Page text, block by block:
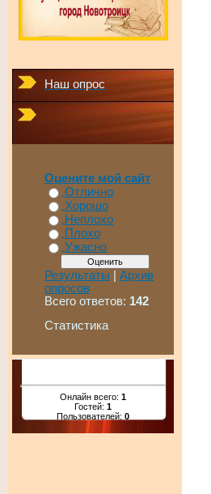
Наш опрос
Оцените мой сайт
Отлично
Хорошо
Неплохо
Плохо
Ужасно
Результаты | Архив
опросов
Всего ответов: 142
Статистика
Онлайн всего: 1
Гостей: 1
Пользователей: 0